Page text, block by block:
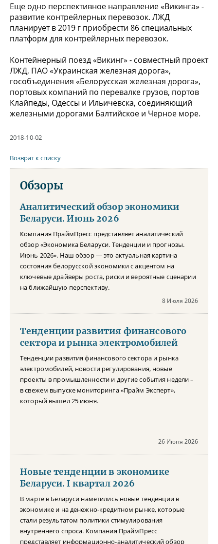
Еще одно перспективное направление «Викинга» -
развитие контрейлерных перевозок. ЛЖД
планирует в 2019 г приобрести 86 специальных
платформ для контрейлерных перевозок.
Контейнерный поезд «Викинг» - совместный проект
ЛЖД, ПАО «Украинская железная дорога»,
гособъединения «Белорусская железная дорога»,
портовых компаний по перевалке грузов, портов
Клайпеды, Одессы и Ильичевска, соединяющий
железными дорогами Балтийское и Черное море.
2018-10-02
Возврат к списку
Обзоры
Аналитический обзор экономики
Беларуси. Июнь 2026
Компания ПраймПресс представляет аналитический
обзор «Экономика Беларуси. Тенденции и прогнозы.
Июнь 2026». Наш обзор — это актуальная картина
состояния белорусской экономики с акцентом на
ключевые драйверы роста, риски и вероятные сценарии
на ближайшую перспективу.
8 Июля 2026
Тенденции развития финансового
сектора и рынка электромобилей
Тенденции развития финансового сектора и рынка
электромобилей, новости регулирования, новые
проекты в промышленности и другие события недели –
в свежем выпуске мониторинга «Прайм Эксперт»,
который вышел 25 июня.
26 Июня 2026
Новые тенденции в экономике
Беларуси. I квартал 2026
В марте в Беларуси наметились новые тенденции в
экономике и на денежно-кредитном рынке, которые
стали результатом политики стимулирования
внутреннего спроса. Компания ПраймПресс
представляет информационно-аналитический обзор